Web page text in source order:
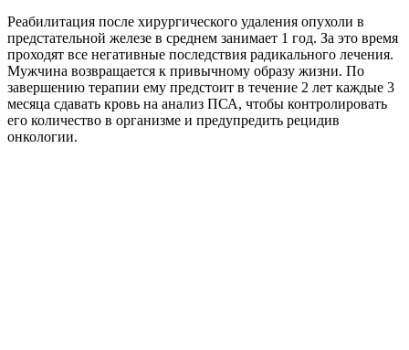
Реабилитация после хирургического удаления опухоли в
предстательной железе в среднем занимает 1 год. За это время
проходят все негативные последствия радикального лечения.
Мужчина возвращается к привычному образу жизни. По
завершению терапии ему предстоит в течение 2 лет каждые 3
месяца сдавать кровь на анализ ПСА, чтобы контролировать
его количество в организме и предупредить рецидив
онкологии.